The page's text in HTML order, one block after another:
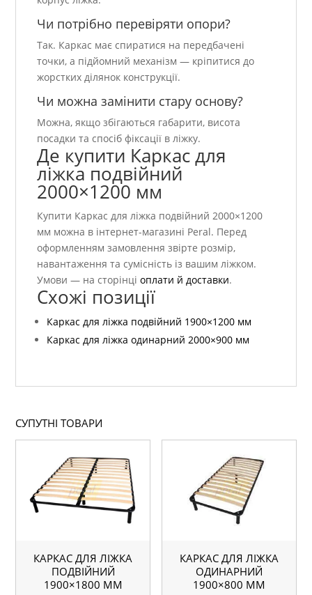
Чи потрібно перевіряти опори?
Так. Каркас має спиратися на передбачені
точки, а підйомний механізм — кріпитися до
жорстких ділянок конструкції.
Чи можна замінити стару основу?
Можна, якщо збігаються габарити, висота
посадки та спосіб фіксації в ліжку.
Де купити Каркас для
ліжка подвійний
2000×1200 мм
Купити Каркас для ліжка подвійний 2000×1200
мм можна в інтернет-магазині Peral. Перед
оформленням замовлення звірте розмір,
навантаження та сумісність із вашим ліжком.
Умови — на сторінціоплати й доставки.
Схожі позиції
Каркас для ліжка подвійний 1900×1200 мм
Каркас для ліжка одинарний 2000×900 мм
СУПУТНІ ТОВАРИ
КАРКАС ДЛЯ ЛІЖКА
ПОДВІЙНИЙ
1900×1800 ММ
КАРКАС ДЛЯ ЛІЖКА
ОДИНАРНИЙ
1900×800 ММ